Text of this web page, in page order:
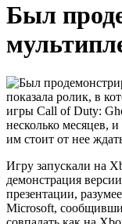
Был
показала ролик, в
игры Call of Duty:
несколько месяцев,
им стоит от нее
Игру запускали на
демонстрация
презентации,
Microsoft,